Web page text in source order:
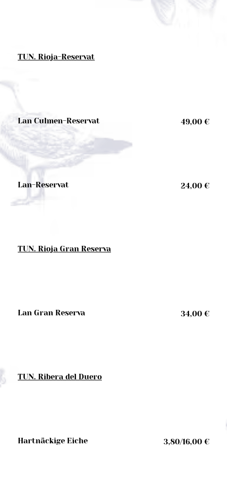
TUN. Rioja-Reservat
Lan Culmen-Reservat 49,00 €
Lan-Reservat 24,00 €
TUN. Rioja Gran Reserva
Lan Gran Reserva 34,00 €
TUN. Ribera del Duero
Hartnäckige Eiche 3,80/16,00 €